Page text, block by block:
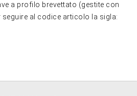
a profilo brevettato (gestite con
al codice articolo la sigla: